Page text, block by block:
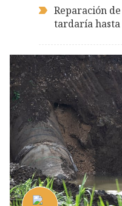
Reparación
tardaría hasta